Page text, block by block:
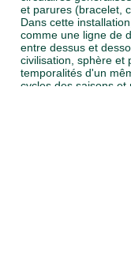
et parures (bracelet,
Dans cette
comme une ligne de
entre dessus et
civilisation, sphère et
temporalités d'un
cycles des saisons et